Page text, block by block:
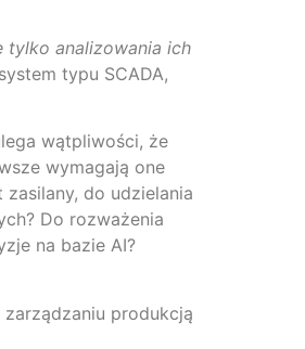
tylko analizowania ich
typu SCADA,
wątpliwości, że
wymagają one
do udzielania
Do rozważenia
na bazie AI?
produkcją